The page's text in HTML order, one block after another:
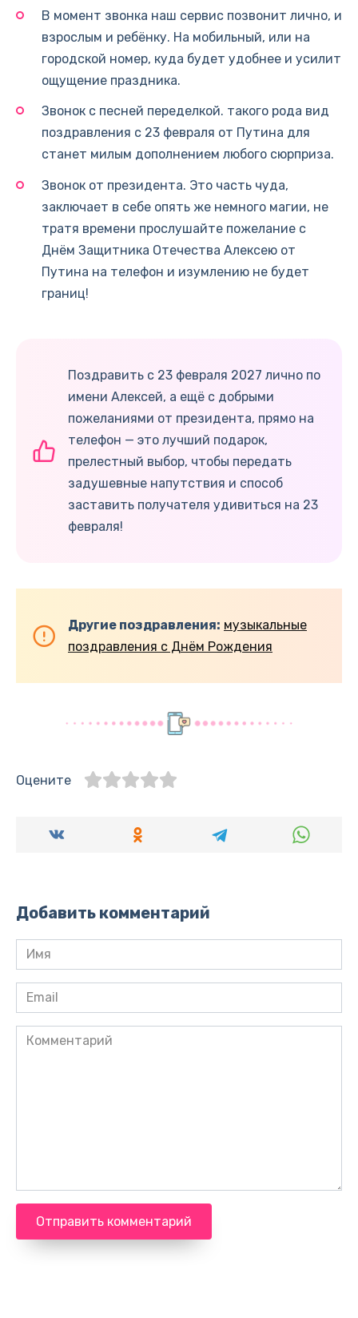
В момент звонка наш сервис позвонит лично, и
взрослым и ребёнку. На мобильный, или на
городской номер, куда будет удобнее и усилит
ощущение праздника.
Звонок с песней переделкой. такого рода вид
поздравления с 23 февраля от Путина для
станет милым дополнением любого сюрприза.
Звонок от президента. Это часть чуда,
заключает в себе опять же немного магии, не
тратя времени прослушайте пожелание с
Днём Защитника Отечества Алексею от
Путина на телефон и изумлению не будет
границ!
Поздравить с 23 февраля 2027 лично по
имени Алексей, а ещё с добрыми
пожеланиями от президента, прямо на
телефон — это лучший подарок,
прелестный выбор, чтобы передать
задушевные напутствия и способ
заставить получателя удивиться на 23
февраля!
Другие поздравления: музыкальные
поздравления с Днём Рождения
Оцените
Добавить комментарий
Имя
*
Email
*
Комментарий